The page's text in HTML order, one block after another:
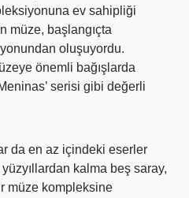
ev sahipliği
müze, başlangıçta
oluşuyordu.
önemli bağışlarda
serisi gibi değerli
da en az içindeki eserler
kalma beş saray,
müze kompleksine